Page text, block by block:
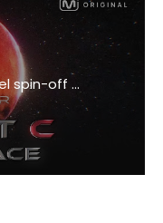
el spin-off ...